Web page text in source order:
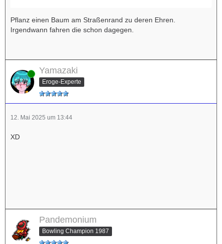
Pflanz einen Baum am Straßenrand zu deren Ehren.
Irgendwann fahren die schon dagegen.
Online Yamazaki
Eroge-Experte
12. Mai 2025 um 13:44
XD
Pandemonium
Bowling Champion 1987